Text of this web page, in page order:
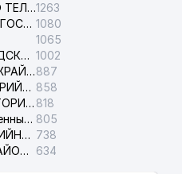
СПРАВОЧНОЕ БЮРО О ТЕЛЕФОНАХ ОРГАНИЗАЦИЙ г. ТАШКЕНТА1263
ТЕЛЕФОНЫ ДОВЕРИЯ ГОСУДАРСТВЕННОГО ЦЕНТРА ТЕСТИРОВАНИЯ 1080
1065
ТАШКЕНТСКИЙ ГОРОДСКОЙ СУД ПО ГРАЖДАНСКИМ ДЕЛАМ 1002
ЯККАСАРАЙСКИЙ МЕЖРАЙОННЫЙ СУД ПО ГРАЖДАНСКИМ ДЕЛАМ887
ЮНУСАБАДСКАЯ АВАРИЙНАЯ СЛУЖБА ЭЛЕКТРОСЕТИ 858
НАВОИЙСКОЕ ТЕРРИТОРИАЛЬНОЕ ПРЕДПРИЯТИЕ ЭЛЕКТРОСЕТИ АО 818
Ташкентский следственный изолятор 805
СЕРГЕЛИЙСКАЯ АВАРИЙНАЯ СЛУЖБА ЭЛЕКТРОСЕТИ 738
УЧТЕПИНСКИЙ МЕЖРАЙОННЫЙ СУД ПО ГРАЖДАНСКИМ ДЕЛАМ 634